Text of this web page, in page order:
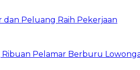
dan Peluang Raih Pekerjaan
Ribuan Pelamar Berburu